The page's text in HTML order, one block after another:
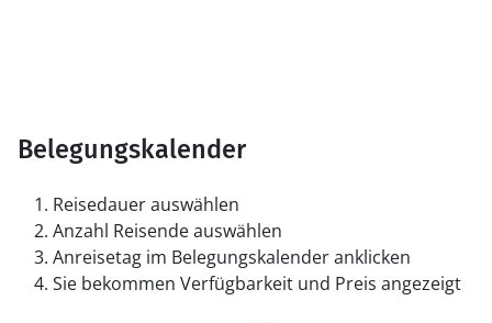
Belegungskalender
Reisedauer auswählen
Anzahl Reisende auswählen
Anreisetag im Belegungskalender anklicken
Sie bekommen Verfügbarkeit und Preis angezeigt